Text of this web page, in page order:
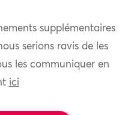
supplémentaires
serions ravis de les
les communiquer en
ici